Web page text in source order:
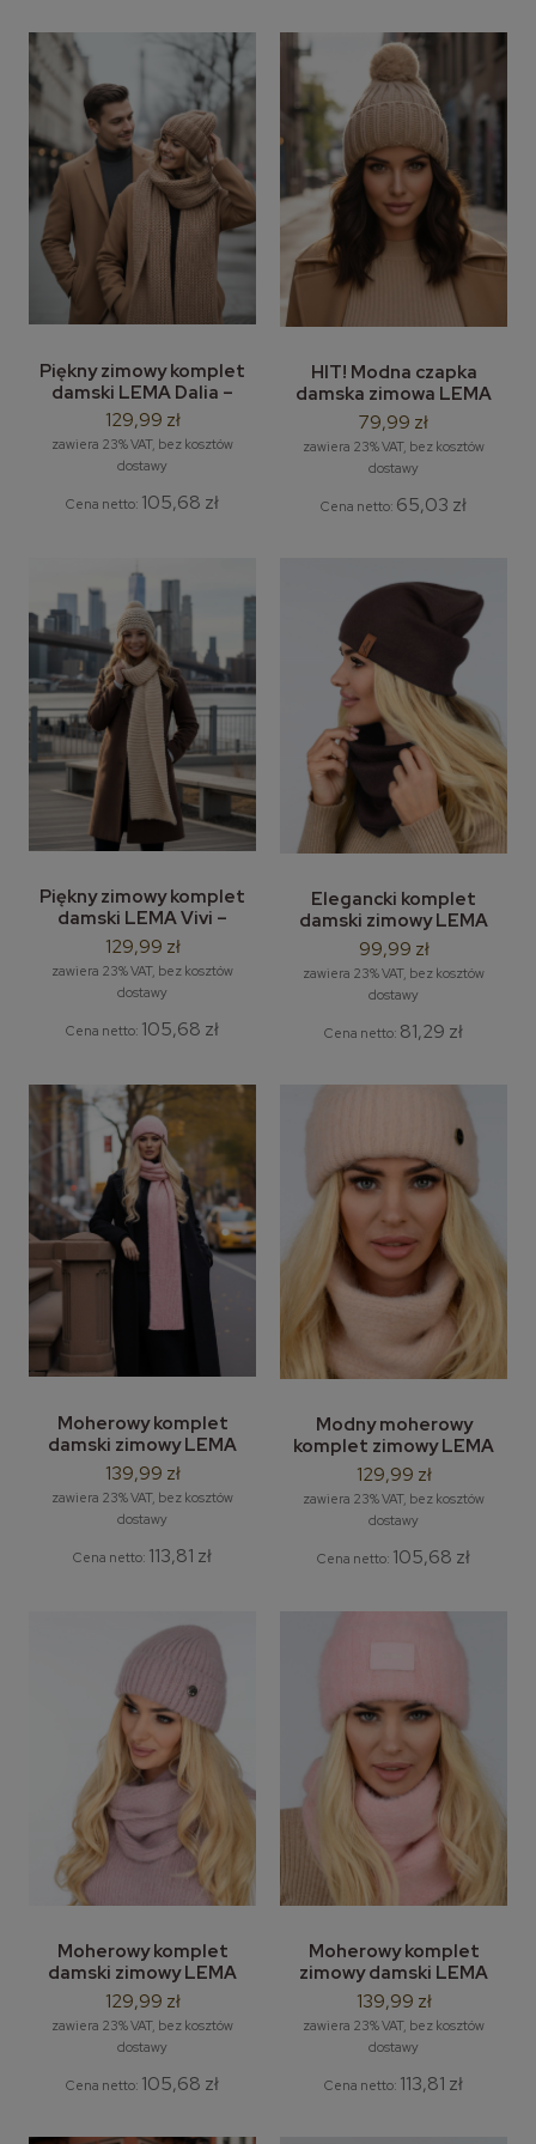
Piękny zimowy komplet
damski LEMA Dalia –
modna czapka damska i
długi szal zimowy
129,99 zł
zawiera 23% VAT, bez kosztów
dostawy
Cena netto: 105,68 zł
HIT! Modna czapka
damska zimowa LEMA
Beti - zimowa czapka
damska z pomponem
79,99 zł
zawiera 23% VAT, bez kosztów
dostawy
Cena netto: 65,03 zł
Piękny zimowy komplet
damski LEMA Vivi –
modna czapka damska i
długi szal zimowy
129,99 zł
zawiera 23% VAT, bez kosztów
dostawy
Cena netto: 105,68 zł
Elegancki komplet
damski zimowy LEMA
Mohito – damska czapka
bez pompona i komin /
tuba
99,99 zł
zawiera 23% VAT, bez kosztów
dostawy
Cena netto: 81,29 zł
Moherowy komplet
damski zimowy LEMA
Amaya – moherowa
czapka i długi szal zimowy
139,99 zł
zawiera 23% VAT, bez kosztów
dostawy
Cena netto: 113,81 zł
Modny moherowy
komplet zimowy LEMA
Ester – moherowa
czapka i komin / tuba
129,99 zł
zawiera 23% VAT, bez kosztów
dostawy
Cena netto: 105,68 zł
Moherowy komplet
damski zimowy LEMA
Sheila – moherowa
czapka i długi szal zimowy
129,99 zł
zawiera 23% VAT, bez kosztów
dostawy
Cena netto: 105,68 zł
Moherowy komplet
zimowy damski LEMA
Holly – moherowa czapka
damska i komin / tuba
139,99 zł
zawiera 23% VAT, bez kosztów
dostawy
Cena netto: 113,81 zł